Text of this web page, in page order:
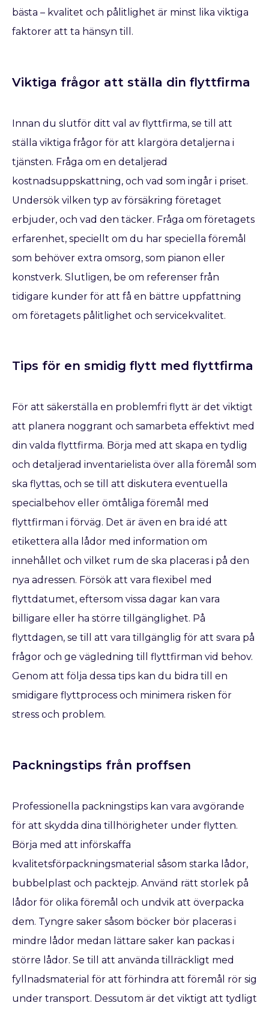
bästa – kvalitet och pålitlighet är minst lika viktiga
faktorer att ta hänsyn till.
Viktiga frågor att ställa din flyttfirma
Innan du slutför ditt val av flyttfirma, se till att
ställa viktiga frågor för att klargöra detaljerna i
tjänsten. Fråga om en detaljerad
kostnadsuppskattning, och vad som ingår i priset.
Undersök vilken typ av försäkring företaget
erbjuder, och vad den täcker. Fråga om företagets
erfarenhet, speciellt om du har speciella föremål
som behöver extra omsorg, som pianon eller
konstverk. Slutligen, be om referenser från
tidigare kunder för att få en bättre uppfattning
om företagets pålitlighet och servicekvalitet.
Tips för en smidig flytt med flyttfirma
För att säkerställa en problemfri flytt är det viktigt
att planera noggrant och samarbeta effektivt med
din valda flyttfirma. Börja med att skapa en tydlig
och detaljerad inventarielista över alla föremål som
ska flyttas, och se till att diskutera eventuella
specialbehov eller ömtåliga föremål med
flyttfirman i förväg. Det är även en bra idé att
etikettera alla lådor med information om
innehållet och vilket rum de ska placeras i på den
nya adressen. Försök att vara flexibel med
flyttdatumet, eftersom vissa dagar kan vara
billigare eller ha större tillgänglighet. På
flyttdagen, se till att vara tillgänglig för att svara på
frågor och ge vägledning till flyttfirman vid behov.
Genom att följa dessa tips kan du bidra till en
smidigare flyttprocess och minimera risken för
stress och problem.
Packningstips från proffsen
Professionella packningstips kan vara avgörande
för att skydda dina tillhörigheter under flytten.
Börja med att införskaffa
kvalitetsförpackningsmaterial såsom starka lådor,
bubbelplast och packtejp. Använd rätt storlek på
lådor för olika föremål och undvik att överpacka
dem. Tyngre saker såsom böcker bör placeras i
mindre lådor medan lättare saker kan packas i
större lådor. Se till att använda tillräckligt med
fyllnadsmaterial för att förhindra att föremål rör sig
under transport. Dessutom är det viktigt att tydligt